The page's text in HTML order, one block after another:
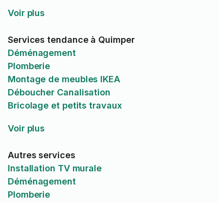
Voir plus
Services tendance à Quimper
Déménagement
Plomberie
Montage de meubles IKEA
Déboucher Canalisation
Bricolage et petits travaux
Voir plus
Autres services
Installation TV murale
Déménagement
Plomberie